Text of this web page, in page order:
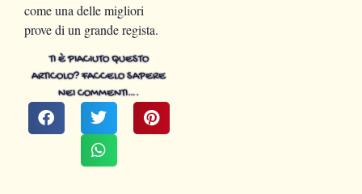
TI È PIACIUTO QUESTO
ARTICOLO? FACCELO SAPERE
NEI COMMENTI….
come una delle migliori
prove di un grande regista.